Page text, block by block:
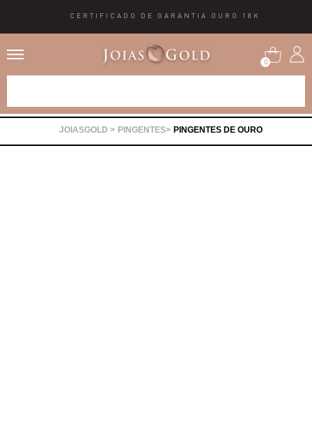
CERTIFICADO DE GARANTIA OURO 18K
0
PINGENTES PINGENTES DE OURO